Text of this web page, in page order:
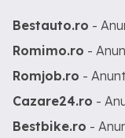
Bestauto.ro -
Romimo.ro -
Romjob.ro -
Cazare24.ro -
Bestbike.ro -